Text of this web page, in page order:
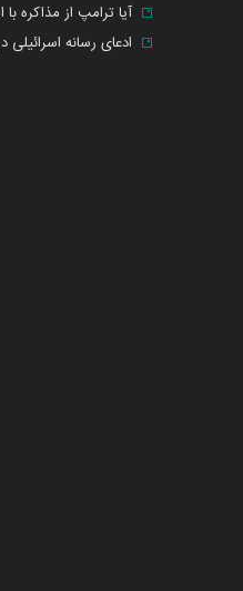
آیا ترامپ از مذاکره
ادعای رسانه اسرائیلی